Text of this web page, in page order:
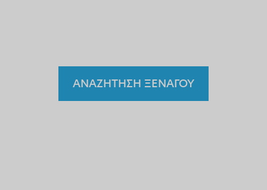
ΑΝΑΖΗΤΗΣΗ ΞΕΝΑΓΟΥ